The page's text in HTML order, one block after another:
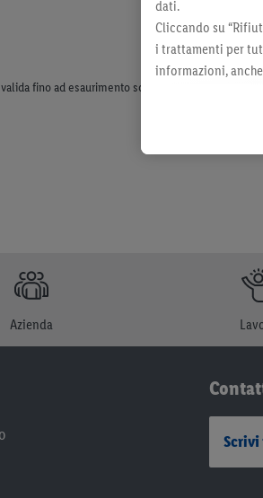
fino ad esaurimento scorte. Tutti i prezzi
Azienda
Scrivi
dati.
Cliccando su
i trattamenti per
informazioni,